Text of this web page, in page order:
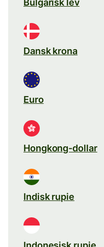
Bulgarisk lev
Dansk krona
Euro
Hongkong-dollar
Indisk rupie